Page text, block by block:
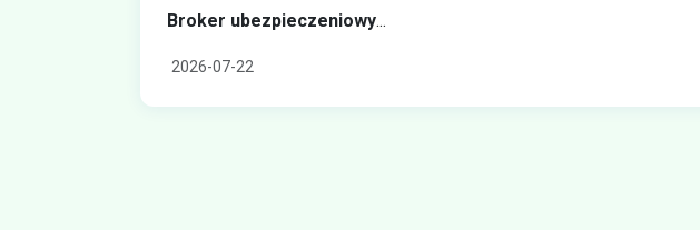
Broker ubezpieczeniowy...
2026-07-22